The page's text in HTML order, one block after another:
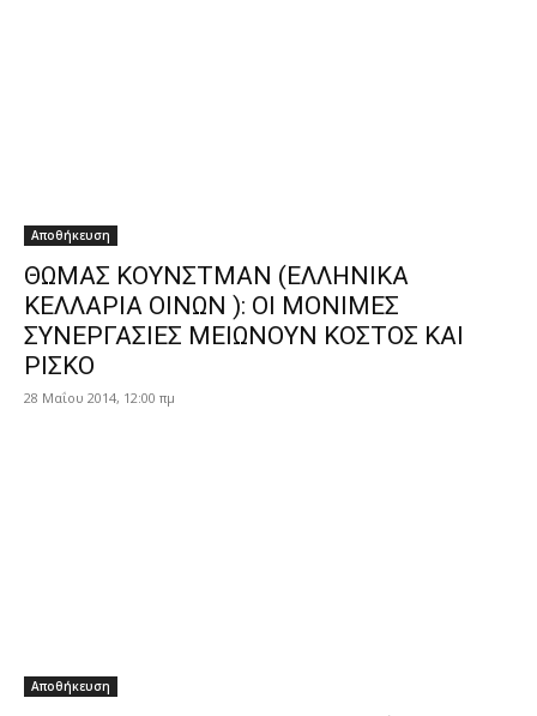
Αποθήκευση
ΘΩΜΑΣ ΚΟΥΝΣΤΜΑΝ (ΕΛΛΗΝΙΚΑ
ΚΕΛΛΑΡΙΑ ΟΙΝΩΝ ): ΟΙ ΜΟΝΙΜΕΣ
ΣΥΝΕΡΓΑΣΙΕΣ ΜΕΙΩΝΟΥΝ ΚΟΣΤΟΣ ΚΑΙ
ΡΙΣΚΟ
28 Μαΐου 2014, 12:00 πμ
Αποθήκευση